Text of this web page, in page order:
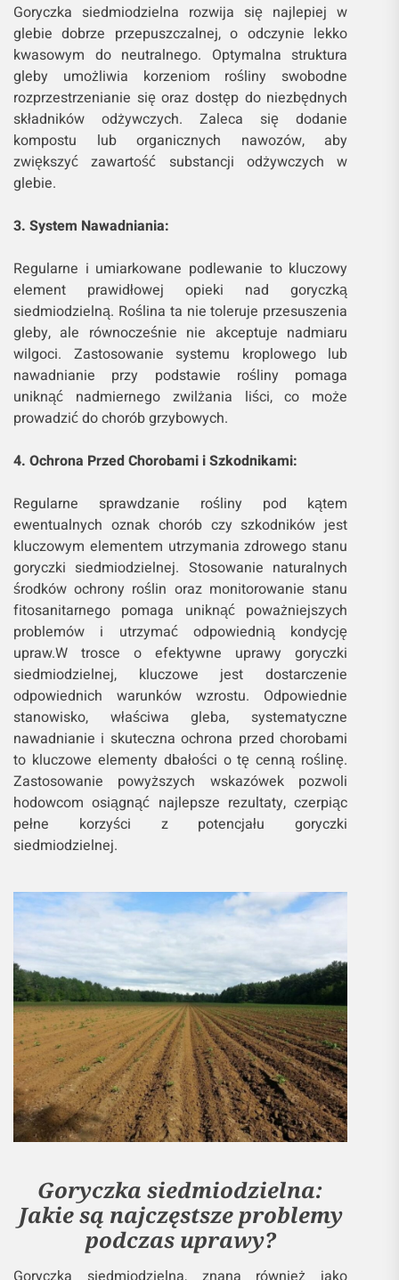
Goryczka siedmiodzielna rozwija się najlepiej w
glebie dobrze przepuszczalnej, o odczynie lekko
kwasowym do neutralnego. Optymalna struktura
gleby umożliwia korzeniom rośliny swobodne
rozprzestrzenianie się oraz dostęp do niezbędnych
składników odżywczych. Zaleca się dodanie
kompostu lub organicznych nawozów, aby
zwiększyć zawartość substancji odżywczych w
glebie.
3. System Nawadniania:
Regularne i umiarkowane podlewanie to kluczowy
element prawidłowej opieki nad goryczką
siedmiodzielną. Roślina ta nie toleruje przesuszenia
gleby, ale równocześnie nie akceptuje nadmiaru
wilgoci. Zastosowanie systemu kroplowego lub
nawadnianie przy podstawie rośliny pomaga
uniknąć nadmiernego zwilżania liści, co może
prowadzić do chorób grzybowych.
4. Ochrona Przed Chorobami i Szkodnikami:
Regularne sprawdzanie rośliny pod kątem
ewentualnych oznak chorób czy szkodników jest
kluczowym elementem utrzymania zdrowego stanu
goryczki siedmiodzielnej. Stosowanie naturalnych
środków ochrony roślin oraz monitorowanie stanu
fitosanitarnego pomaga uniknąć poważniejszych
problemów i utrzymać odpowiednią kondycję
upraw.W trosce o efektywne uprawy goryczki
siedmiodzielnej, kluczowe jest dostarczenie
odpowiednich warunków wzrostu. Odpowiednie
stanowisko, właściwa gleba, systematyczne
nawadnianie i skuteczna ochrona przed chorobami
to kluczowe elementy dbałości o tę cenną roślinę.
Zastosowanie powyższych wskazówek pozwoli
hodowcom osiągnąć najlepsze rezultaty, czerpiąc
pełne korzyści z potencjału goryczki
siedmiodzielnej.
Goryczka siedmiodzielna:
Jakie są najczęstsze problemy
podczas uprawy?